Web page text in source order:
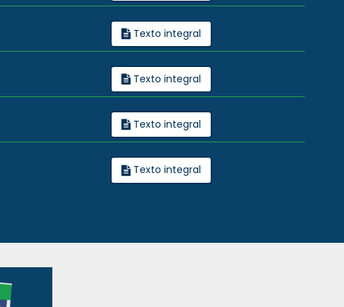
Texto integral
Texto integral
Texto integral
Texto integral